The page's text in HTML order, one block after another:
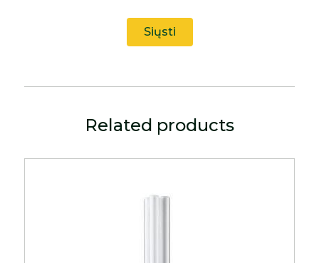
Related products